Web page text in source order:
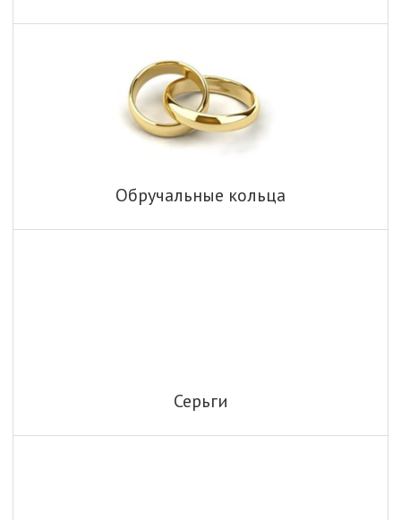
Обручальные кольца
Серьги